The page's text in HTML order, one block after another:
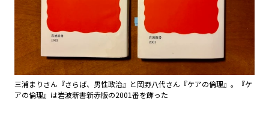
三浦まりさん『さらば、男性政治』と岡野八代さん『ケアの倫理』。『ケ
アの倫理』は岩波新書新赤版の2001番を飾った